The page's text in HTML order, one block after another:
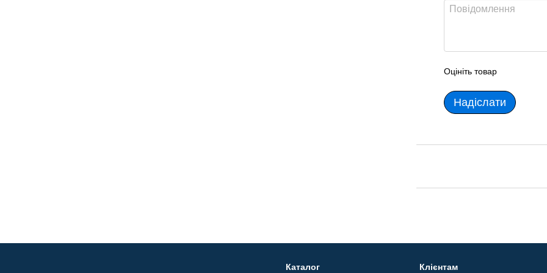
Оцініть товар
Надіслати
Каталог Клієнтам